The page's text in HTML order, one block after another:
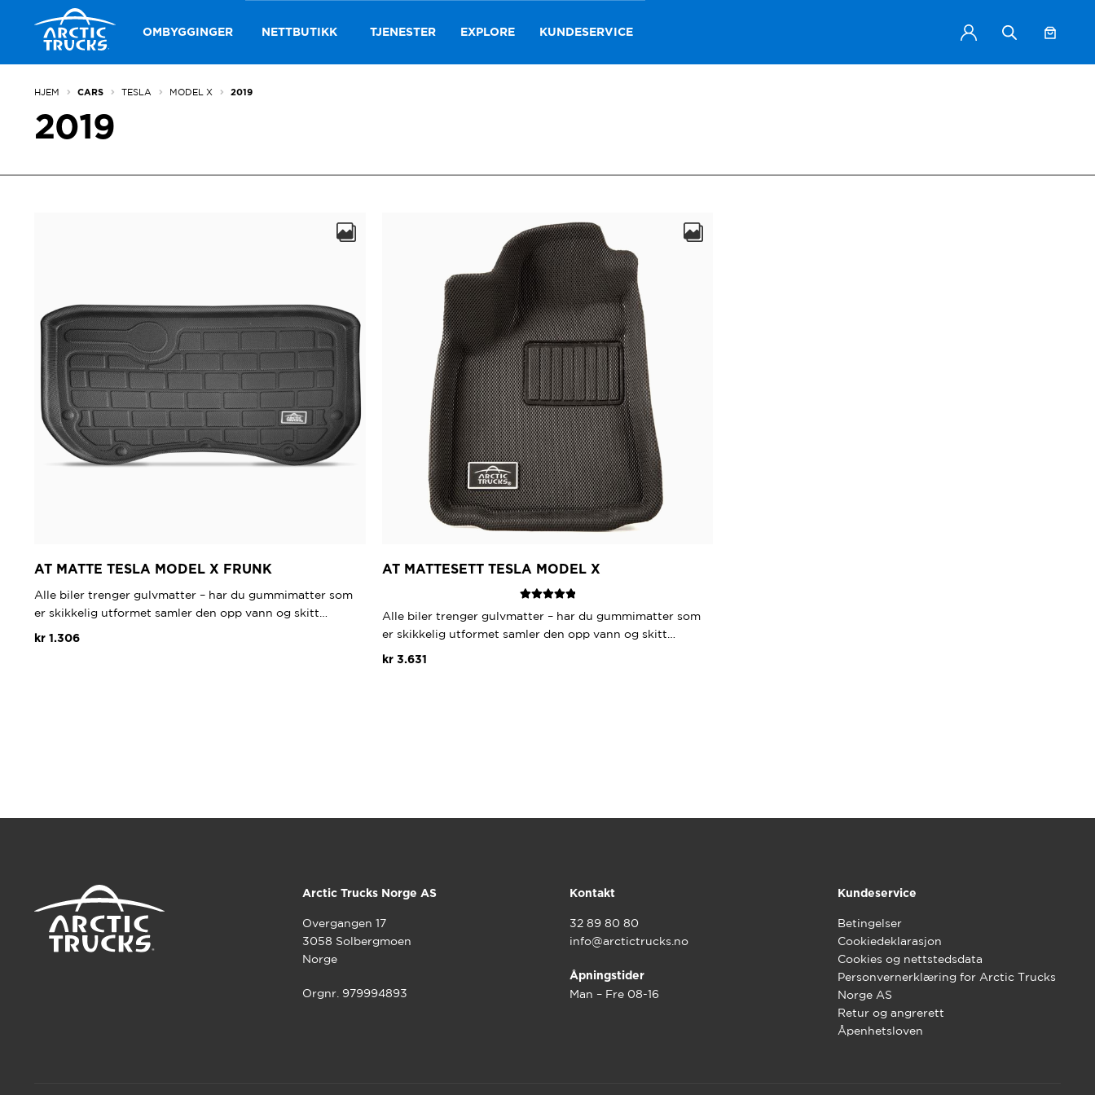
Hopp
til
navigasjon
Hopp
til
innhold
OMBYGGINGER NETTBUTIKK TJENESTER EXPLORE KUNDESERVICE
HJEM CARS TESLA MODEL X 2019
2019
AT MATTE TESLA MODEL X FRUNK
Alle biler trenger gulvmatter – har du gummimatter som
er skikkelig utformet samler den opp vann og skitt…
kr 1.306
AT MATTESETT TESLA MODEL X
Alle biler trenger gulvmatter – har du gummimatter som
er skikkelig utformet samler den opp vann og skitt…
kr3.631
Arctic Trucks Norge AS
Overgangen 17
3058 Solbergmoen
Norge
Orgnr. 979994893
Kontakt
32 89 80 80
info@arctictrucks.no
Åpningstider
Man – Fre 08-16
Kundeservice
Betingelser
Cookiedeklarasjon
Cookies og nettstedsdata
Personvernerklæring for Arctic Trucks
Norge AS
Retur og angrerett
Åpenhetsloven